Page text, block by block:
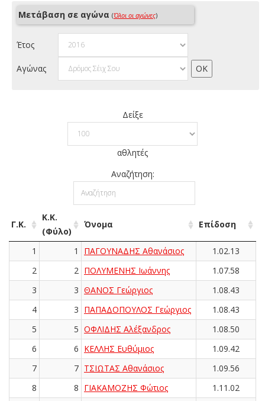
Μετάβαση σε αγώνα (Όλοι οι αγώνες)
Έτος
Αγώνας
Δείξε
αθλητές
Αναζήτηση:
Γ.Κ.
Κ.Κ.
(Φύλο)
Όνομα Επίδοση
1 1 ΠΑΓΟΥΝΑΔΗΣ Αθανάσιος
1.02.13
2
2 ΠΟΛΥΜΕΝΗΣ Ιωάννης
1.07.58
3
3 ΘΑΝΟΣ Γεώργιος
1.08.43
4
3 ΠΑΠΑΔΟΠΟΥΛΟΣ Γεώργιος
1.08.43
5
5 ΟΦΛΙΔΗΣ Αλέξανδρος
1.08.50
6
6 ΚΕΛΛΗΣ Ευθύμιος
1.09.42
7
7 ΤΣΙΩΤΑΣ Αθανάσιος
1.09.56
8
8 ΓΙΑΚΑΜΟΖΗΣ Φώτιος
1.11.02